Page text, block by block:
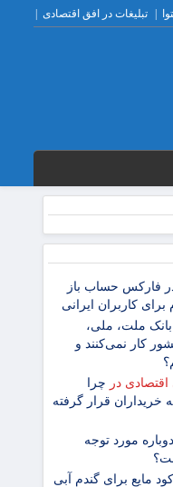
تبلیغات در افق اقتصادی
فارکس حساب باز
برای کاربران ایرانی
بانک ملت، ملی،
کار نمی‌کنند و
در چرا
خریداران قرار گرفته
مورد توجه
مایع برای گندم آبی